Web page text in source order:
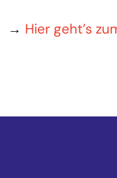
→ Hier geht’s